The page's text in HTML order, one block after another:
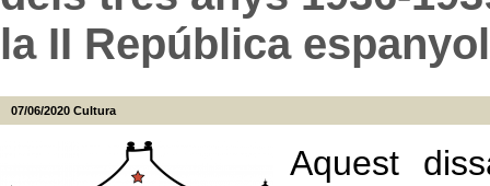
la II República
07/06/2020 Cultura
Aquest